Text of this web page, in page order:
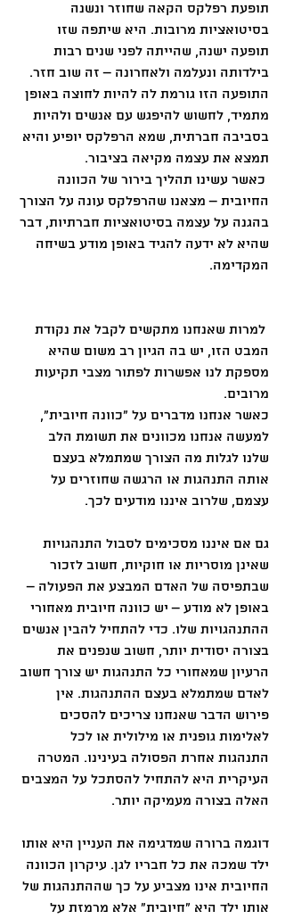
תופעת רפלקס הקאה שחוזר ונשנה
בסיטואציות מרובות. היא שיתפה שזו
תופעה ישנה, שהייתה לפני שנים רבות
בילדותה ונעלמה ולאחרונה – זה שוב חזר.
התופעה הזו גורמת לה להיות לחוצה באופן
מתמיד, לחשוש להיפגש עם אנשים ולהיות
בסביבה חברתית, שמא הרפלקס יופיע והיא
תמצא את עצמה מקיאה בציבור.
כאשר עשינו תהליך בירור של הכוונה
החיובית – מצאנו שהרפלקס עונה על הצורך
בהגנה על עצמה בסיטואציות חברתיות, דבר
שהיא לא ידעה להגיד באופן מודע בשיחה
המקדימה.
למרות שאנחנו מתקשים לקבל את נקודת
המבט הזו, יש בה הגיון רב משום שהיא
מספקת לנו אפשרות לפתור מצבי תקיעות
מרובים.
כאשר אנחנו מדברים על "כוונה חיובית",
למעשה אנחנו מכוונים את תשומת הלב
שלנו לגלות מה הצורך שמתמלא בעצם
אותה התנהגות או הרגשה שחוזרים על
עצמם, שלרוב איננו מודעים לכך.
גם אם איננו מסכימים לסבול התנהגויות
שאינן מוסריות או חוקיות, חשוב לזכור
שבתפיסה של האדם המבצע את הפעולה –
באופן לא מודע – יש כוונה חיובית מאחורי
ההתנהגויות שלו. כדי להתחיל להבין אנשים
בצורה יסודית יותר, חשוב שנפנים את
הרעיון שמאחורי כל התנהגות יש צורך חשוב
לאדם שמתמלא בעצם ההתנהגות. אין
פירוש הדבר שאנחנו צריכים להסכים
לאלימות גופנית או מילולית או לכל
התנהגות אחרת הפסולה בעינינו. המטרה
העיקרית היא להתחיל להסתכל על המצבים
האלה בצורה מעמיקה יותר.
דוגמה ברורה שמדגימה את העניין היא אותו
ילד שמכה את כל חבריו לגן. עיקרון הכוונה
החיובית אינו מצביע על כך שההתנהגות של
אותו ילד היא "חיובית" אלא מרמזת על